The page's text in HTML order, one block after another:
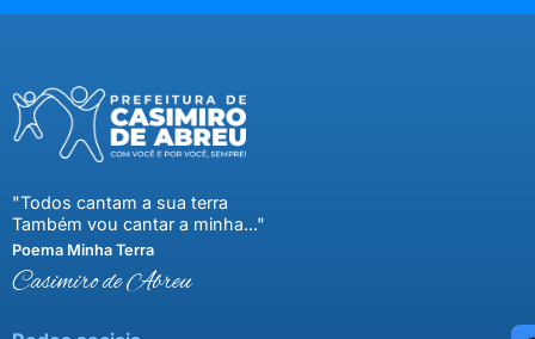
"Todos cantam a sua terra
Também vou cantar a minha..."
Poema Minha Terra
Casimiro de Abreu